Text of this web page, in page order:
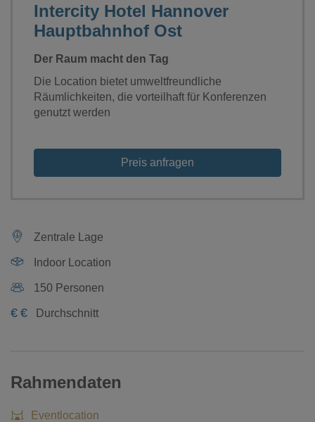
Intercity Hotel Hannover
Hauptbahnhof Ost
Der Raum macht den Tag
Die Location bietet umweltfreundliche
Räumlichkeiten, die vorteilhaft für Konferenzen
genutzt werden
Preis anfragen
Zentrale Lage
Indoor Location
150 Personen
€ € Durchschnitt
Rahmendaten
Eventlocation